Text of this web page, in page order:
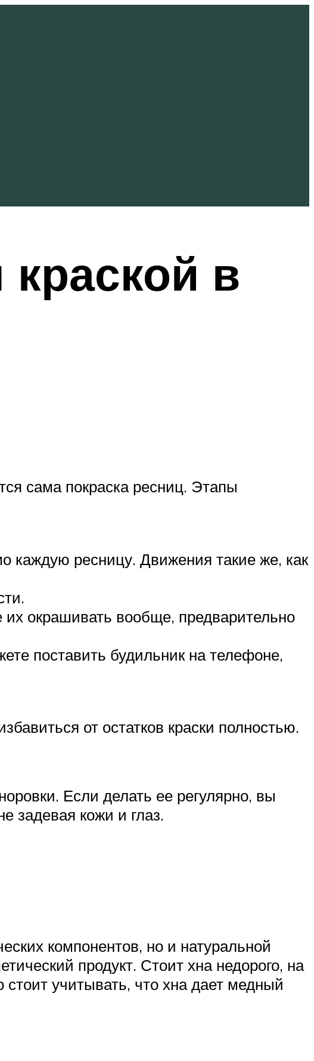
в
сама покраска ресниц. Этапы
каждую ресницу. Движения такие же, как
окрашивать вообще, предварительно
поставить будильник на телефоне,
от остатков краски полностью.
Если делать ее регулярно, вы
задевая кожи и глаз.
компонентов, но и натуральной
продукт. Стоит хна недорого, на
учитывать, что хна дает медный